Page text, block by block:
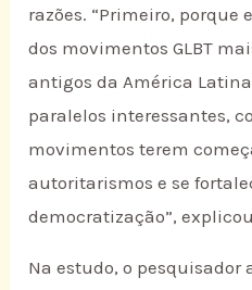
razões. “Primeiro, porque
dos movimentos GLBT
antigos da América
paralelos interessantes,
movimentos terem
autoritarismos e se
democratização”,
Na estudo, o pesquisador